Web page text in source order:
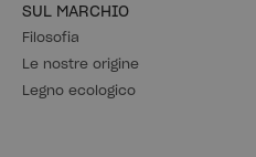
SUL MARCHIO
Filosofia
Le nostre origine
Legno ecologico